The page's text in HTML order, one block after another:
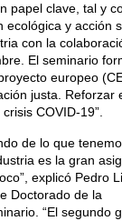
papel clave, tal y
ecológica y acción
con la
El seminario
europeo
justa. Reforzar
COVID-19”.
de lo que
es la gran
explicó Pedro
Doctorado de la
“El segundo